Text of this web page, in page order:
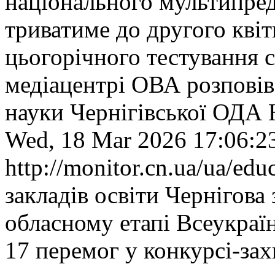
триватиме до другого
цьогорічного тестування
медіацентрі ОВА
науки Чернігівської
Wed, 18 Mar 2026
http://monitor.cn.ua/ua/
закладів освіти
обласному етапі
17 перемог у конкурсі-